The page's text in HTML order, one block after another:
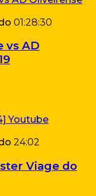
01:28:30
vs AD
24:02
Viage do